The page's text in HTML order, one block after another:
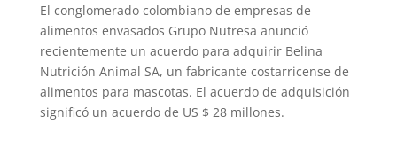
El conglomerado colombiano de empresas de
alimentos envasados ​​Grupo Nutresa anunció
recientemente un acuerdo para adquirir Belina
Nutrición Animal SA, un fabricante costarricense de
alimentos para mascotas. El acuerdo de adquisición
significó un acuerdo de US $ 28 millones.